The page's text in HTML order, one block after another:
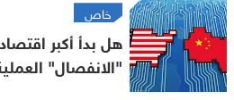
خاص
هل بدأ أكبر
"الانفصال"